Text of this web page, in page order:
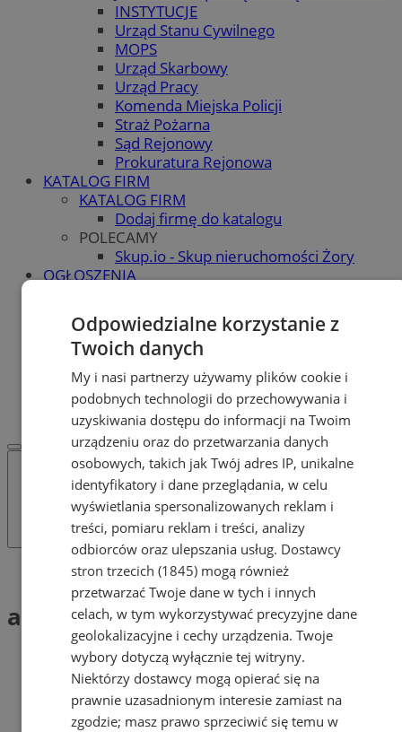
INSTYTUCJE
Urząd Stanu Cywilnego
MOPS
Urząd Skarbowy
Urząd Pracy
Komenda Miejska Policji
Straż Pożarna
Sąd Rejonowy
Prokuratura Rejonowa
KATALOG FIRM
KATALOG FIRM
Dodaj firmę do katalogu
POLECAMY
Skup.io - Skup nieruchomości Żory
OGŁOSZENIA
Dodaj ogłoszenie
POLECAMY
Protocol IT
Pracuj.pl - praca w Żorach
REKLAMA
WSPÓŁPRACA
Tag: apel harcerski
apel harcerski (1)
Odpowiedzialne korzystanie z
Twoich danych
My i nasi partnerzy używamy plików cookie i
podobnych technologii do przechowywania i
uzyskiwania dostępu do informacji na Twoim
urządzeniu oraz do przetwarzania danych
osobowych, takich jak Twój adres IP, unikalne
identyfikatory i dane przeglądania, w celu
wyświetlania spersonalizowanych reklam i
treści, pomiaru reklam i treści, analizy
odbiorców oraz ulepszania usług. Dostawcy
stron trzecich (1845) mogą również
przetwarzać Twoje dane w tych i innych
celach, w tym wykorzystywać precyzyjne dane
geolokalizacyjne i cechy urządzenia. Twoje
wybory dotyczą wyłącznie tej witryny.
Niektórzy dostawcy mogą opierać się na
prawnie uzasadnionym interesie zamiast na
zgodzie; masz prawo sprzeciwić się temu w